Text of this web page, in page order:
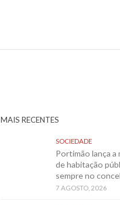
MAIS RECENTES
SOCIEDADE
Portimão lança a
de habitação
sempre no
7 AGOSTO, 2026